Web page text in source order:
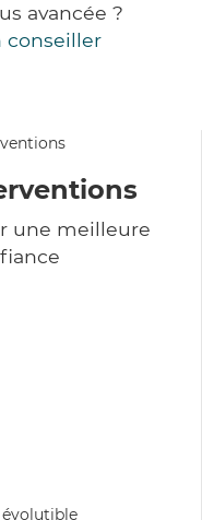
avancée ?
conseiller
une meilleure